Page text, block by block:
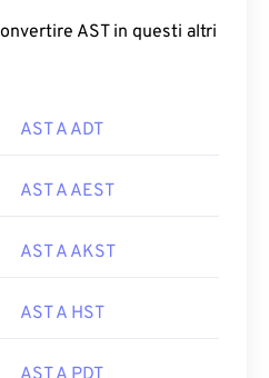
AST in questi altri
AST A ADT
AST A AEST
AST A AKST
AST A HST